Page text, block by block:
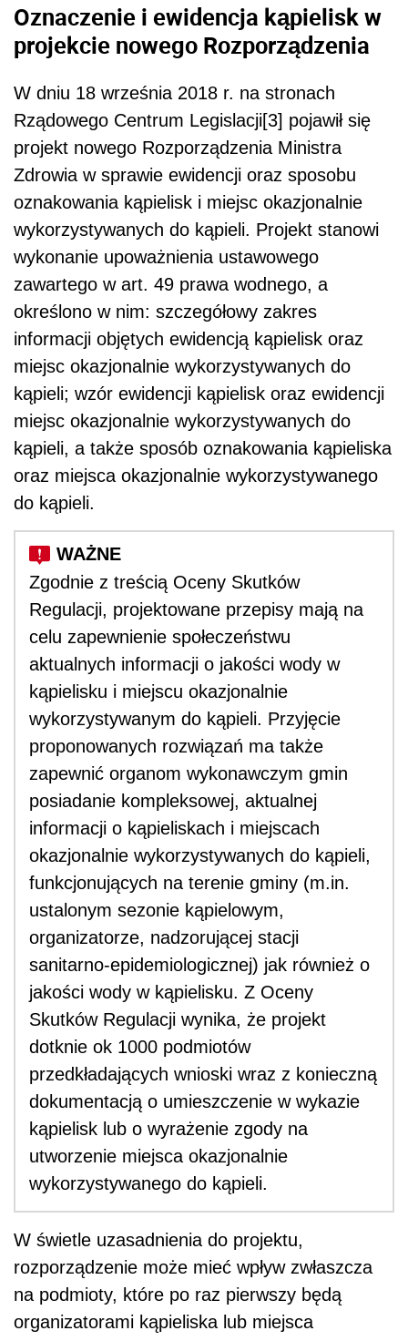
Oznaczenie i ewidencja kąpielisk w
projekcie nowego Rozporządzenia
W dniu 18 września 2018 r. na stronach
Rządowego Centrum Legislacji[3] pojawił się
projekt nowego Rozporządzenia Ministra
Zdrowia w sprawie ewidencji oraz sposobu
oznakowania kąpielisk i miejsc okazjonalnie
wykorzystywanych do kąpieli. Projekt stanowi
wykonanie upoważnienia ustawowego
zawartego w art. 49 prawa wodnego, a
określono w nim: szczegółowy zakres
informacji objętych ewidencją kąpielisk oraz
miejsc okazjonalnie wykorzystywanych do
kąpieli; wzór ewidencji kąpielisk oraz ewidencji
miejsc okazjonalnie wykorzystywanych do
kąpieli, a także sposób oznakowania kąpieliska
oraz miejsca okazjonalnie wykorzystywanego
do kąpieli.
Zgodnie z treścią Oceny Skutków
Regulacji, projektowane przepisy mają na
celu zapewnienie społeczeństwu
aktualnych informacji o jakości wody w
kąpielisku i miejscu okazjonalnie
wykorzystywanym do kąpieli. Przyjęcie
proponowanych rozwiązań ma także
zapewnić organom wykonawczym gmin
posiadanie kompleksowej, aktualnej
informacji o kąpieliskach i miejscach
okazjonalnie wykorzystywanych do kąpieli,
funkcjonujących na terenie gminy (m.in.
ustalonym sezonie kąpielowym,
organizatorze, nadzorującej stacji
sanitarno-epidemiologicznej) jak również o
jakości wody w kąpielisku. Z Oceny
Skutków Regulacji wynika, że projekt
dotknie ok 1000 podmiotów
przedkładających wnioski wraz z konieczną
dokumentacją o umieszczenie w wykazie
kąpielisk lub o wyrażenie zgody na
utworzenie miejsca okazjonalnie
wykorzystywanego do kąpieli.
W świetle uzasadnienia do projektu,
rozporządzenie może mieć wpływ zwłaszcza
na podmioty, które po raz pierwszy będą
organizatorami kąpieliska lub miejsca